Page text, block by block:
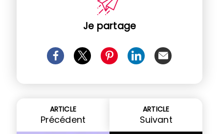
Je partage
ARTICLE
Précédent
ARTICLE
Suivant